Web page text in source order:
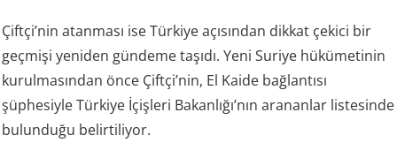
Çiftçi’nin atanması ise Türkiye açısından dikkat çekici bir
geçmişi yeniden gündeme taşıdı. Yeni Suriye hükümetinin
kurulmasından önce Çiftçi’nin, El Kaide bağlantısı
şüphesiyle Türkiye İçişleri Bakanlığı’nın arananlar listesinde
bulunduğu belirtiliyor.